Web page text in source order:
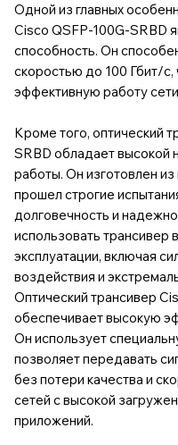
Одной из главных
Cisco QSFP-100G-SRBD
способность. Он
скоростью до 100 Гбит/
эффективную работу
Кроме того, оптический
SRBD обладает высокой
работы. Он изготовлен
прошел строгие
долговечность и
использовать трансивер
эксплуатации, включая
воздействия и
Оптический трансивер
обеспечивает высокую
Он использует
позволяет передавать
без потери качества и
сетей с высокой
приложений.